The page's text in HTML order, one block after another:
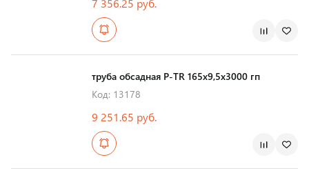
7 356.25 руб.
труба обсадная Р-TR 165х9,5х3000 гп
Код: 13178
9 251.65 руб.